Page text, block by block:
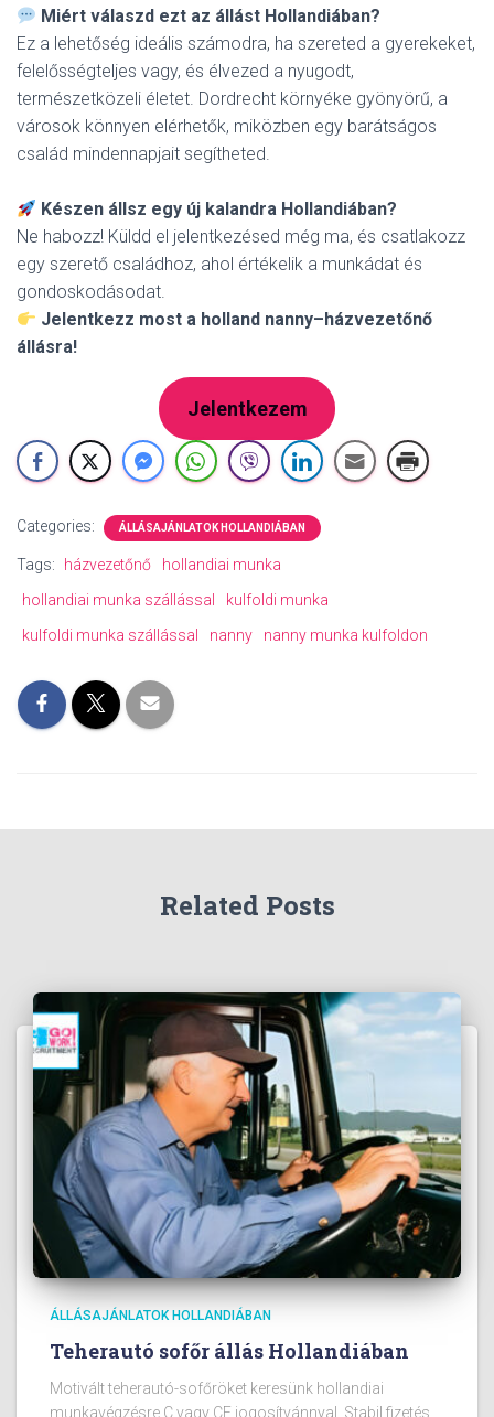
Miért válaszd ezt az állást Hollandiában?
Ez a lehetőség ideális számodra, ha szereted a gyerekeket,
felelősségteljes vagy, és élvezed a nyugodt,
természetközeli életet. Dordrecht környéke gyönyörű, a
városok könnyen elérhetők, miközben egy barátságos
család mindennapjait segítheted.
Készen állsz egy új kalandra Hollandiában?
Ne habozz! Küldd el jelentkezésed még ma, és csatlakozz
egy szerető családhoz, ahol értékelik a munkádat és
gondoskodásodat.
Jelentkezz most a holland nanny–házvezetőnő
állásra!
Jelentkezem
Categories: ÁLLÁSAJÁNLATOK HOLLANDIÁBAN
Tags: házvezetőnő
hollandiai munka
hollandiai munka szállással
kulfoldi munka
kulfoldi munka szállással
nanny nanny munka kulfoldon
Related Posts
ÁLLÁSAJÁNLATOK HOLLANDIÁBAN
Teherautó sofőr állás Hollandiában
Motivált teherautó-sofőröket keresünk hollandiai
munkavégzésre C vagy CE jogosítvánnyal. Stabil fizetés,